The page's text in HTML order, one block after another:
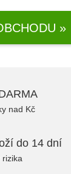
»
nad Kč
do 14 dní